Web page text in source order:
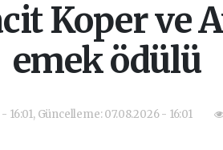
Koper ve
emek ödülü
16:01, Güncelleme: 07.08.2026 - 16:01